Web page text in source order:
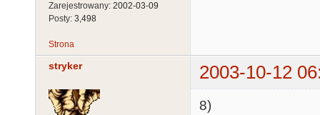
Zarejestrowany: 2002-03-09
Posty: 3,498
Strona
stryker 2003-10-12
8)